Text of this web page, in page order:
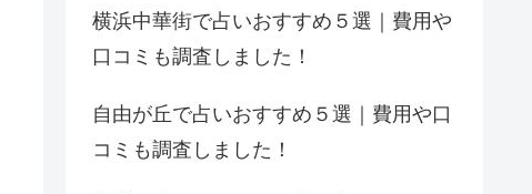
横浜中華街で占いおすすめ５選｜費用や
口コミも調査しました！
自由が丘で占いおすすめ５選｜費用や口
コミも調査しました！